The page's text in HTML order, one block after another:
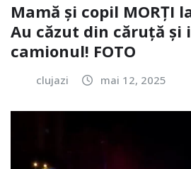
Mamă și copil MORȚI
Au căzut din căruță și
camionul! FOTO
clujazi mai 12, 2025